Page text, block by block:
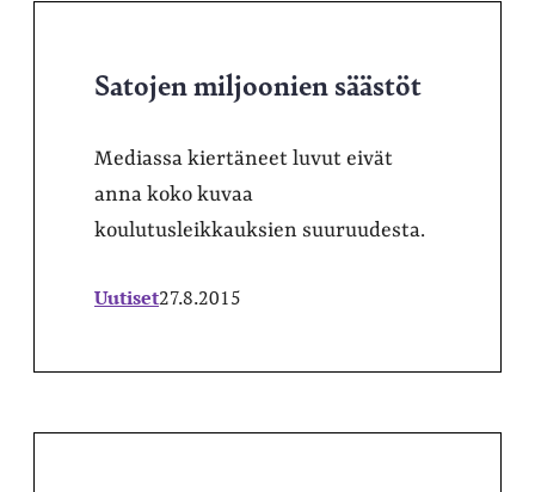
Satojen miljoonien säästöt
Mediassa kiertäneet luvut eivät
anna koko kuvaa
koulutusleikkauksien suuruudesta.
Uutiset27.8.2015